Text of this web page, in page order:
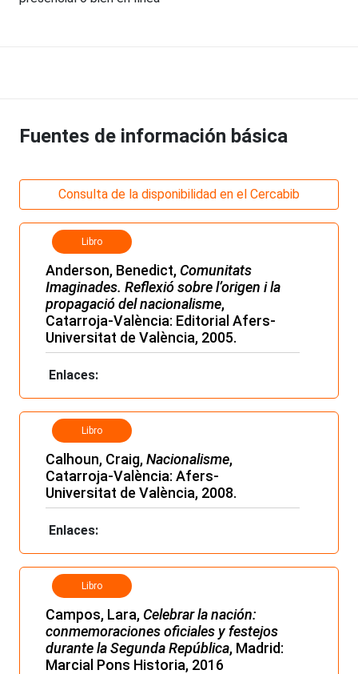
Fuentes de información básica
Consulta de la disponibilidad en el Cercabib
Libro
Anderson, Benedict, Comunitats
Imaginades. Reflexió sobre l’origen i la
propagació del nacionalisme,
Catarroja-València: Editorial Afers-
Universitat de València, 2005.
Enlaces:
Libro
Calhoun, Craig,Nacionalisme,
Catarroja-València: Afers-
Universitat de València, 2008.
Enlaces:
Libro
Campos, Lara, Celebrar la nación:
conmemoraciones oficiales y festejos
durante la Segunda República, Madrid:
Marcial Pons Historia, 2016